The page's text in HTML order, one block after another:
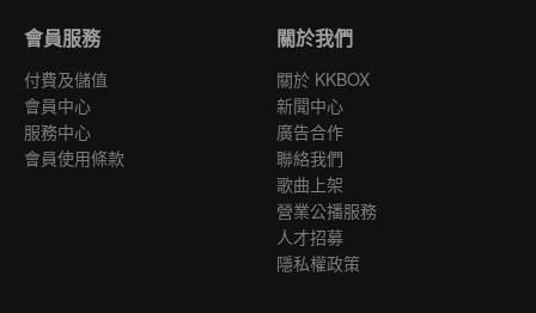
會員服務
付費及儲值
會員中心
服務中心
會員使用條款
關於我們
關於 KKBOX
新聞中心
廣告合作
聯絡我們
歌曲上架
營業公播服務
人才招募
隱私權政策